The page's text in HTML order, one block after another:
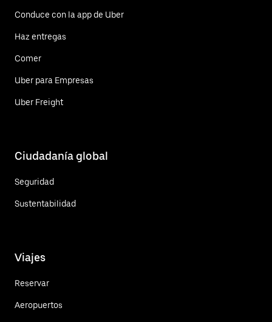
Conduce con la app de Uber
Haz entregas
Comer
Uber para Empresas
Uber Freight
Ciudadanía global
Seguridad
Sustentabilidad
Viajes
Reservar
Aeropuertos